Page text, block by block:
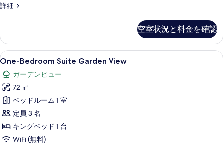
写
表
示
す
る
詳細
Paradox
詳
細
空室状況と料金を確認
One-
Bedroom
Suite
Garden
View
の
す
べ
One-Bedroom Suite Garden View |
5
One-Bedroom Suite Garden View
ガーデンビュー
72 ㎡
ベッドルーム 1 室
定員 3 名
キングベッド 1 台
WiFi (無料)